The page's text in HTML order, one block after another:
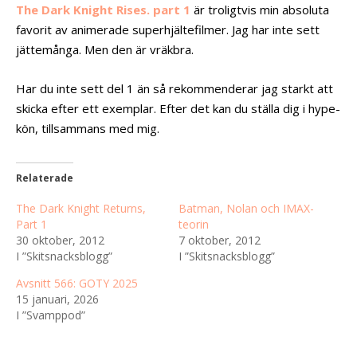
The Dark Knight Rises. part 1 är troligtvis min absoluta
favorit av animerade superhjältefilmer. Jag har inte sett
jättemånga. Men den är vräkbra.
Har du inte sett del 1 än så rekommenderar jag starkt att
skicka efter ett exemplar. Efter det kan du ställa dig i hype-
kön, tillsammans med mig.
Relaterade
The Dark Knight Returns,
Part 1
30 oktober, 2012
I ”Skitsnacksblogg”
Batman, Nolan och IMAX-
teorin
7 oktober, 2012
I ”Skitsnacksblogg”
Avsnitt 566: GOTY 2025
15 januari, 2026
I ”Svamppod”